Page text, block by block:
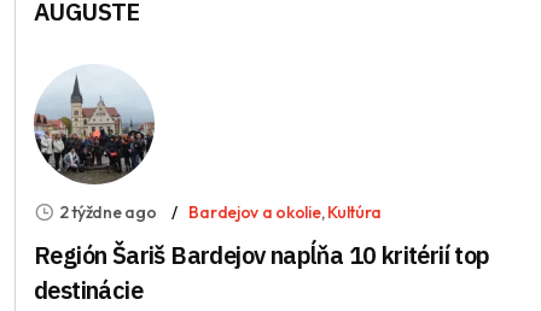
AUGUSTE
2 týždne ago Bardejov a okolie,Kultúra
Región Šariš Bardejov napĺňa 10 kritérií top
destinácie